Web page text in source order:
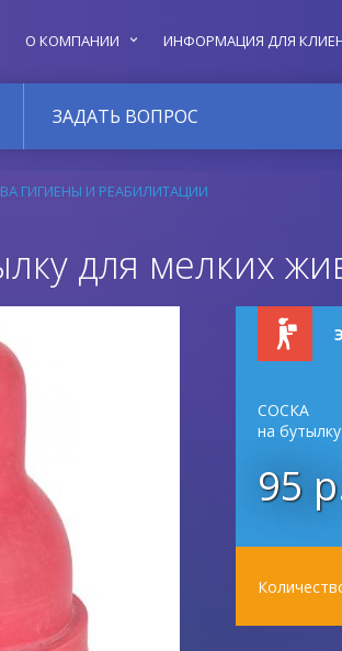
О КОМПАНИИ ИНФОРМАЦИЯ ДЛЯ
ЗАДАТЬ ВОПРОС
ГИГИЕНЫ И РЕАБИЛИТАЦИИ
для мелких
СОСКА
на бутылку
95